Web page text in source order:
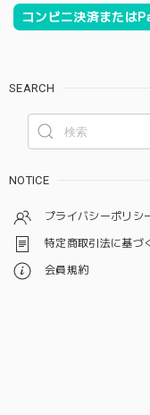
コンビニ決済または
SEARCH
NOTICE
プライバシーポリシ
特定商取引法に基づ
会員規約